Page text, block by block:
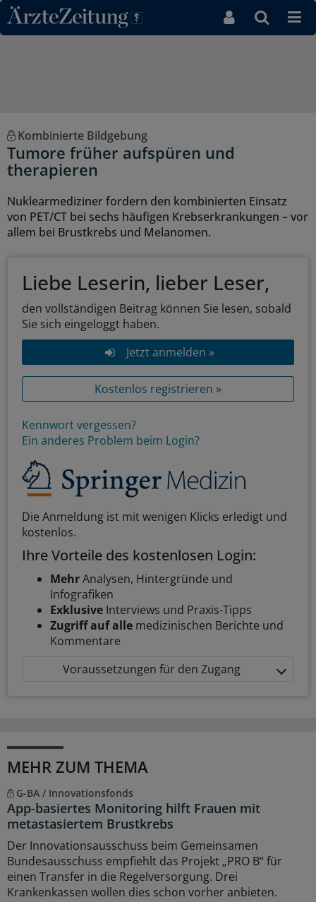
Direkt zum Inhaltsbereich
Kombinierte Bildgebung
Tumore früher aufspüren und
therapieren
Nuklearmediziner fordern den kombinierten Einsatz
von PET/CT bei sechs häufigen Krebserkrankungen – vor
allem bei Brustkrebs und Melanomen.
Liebe Leserin, lieber Leser,
den vollständigen Beitrag können Sie lesen, sobald
Sie sich eingeloggt haben.
Jetzt anmelden »
Kostenlos registrieren »
Kennwort vergessen?
Ein anderes Problem beim Login?
Die Anmeldung ist mit wenigen Klicks erledigt und
kostenlos.
Ihre Vorteile des kostenlosen Login:
MehrAnalysen, Hintergründe und
Infografiken
Exklusive Interviews und Praxis-Tipps
Zugriff auf alle medizinischen Berichte und
Kommentare
Voraussetzungen für den Zugang
MEHR ZUM THEMA
G-BA / Innovationsfonds
App-basiertes Monitoring hilft Frauen mit
metastasiertem Brustkrebs
Der Innovationsausschuss beim Gemeinsamen
Bundesausschuss empfiehlt das Projekt „PRO B“ für
einen Transfer in die Regelversorgung. Drei
Krankenkassen wollen dies schon vorher anbieten.